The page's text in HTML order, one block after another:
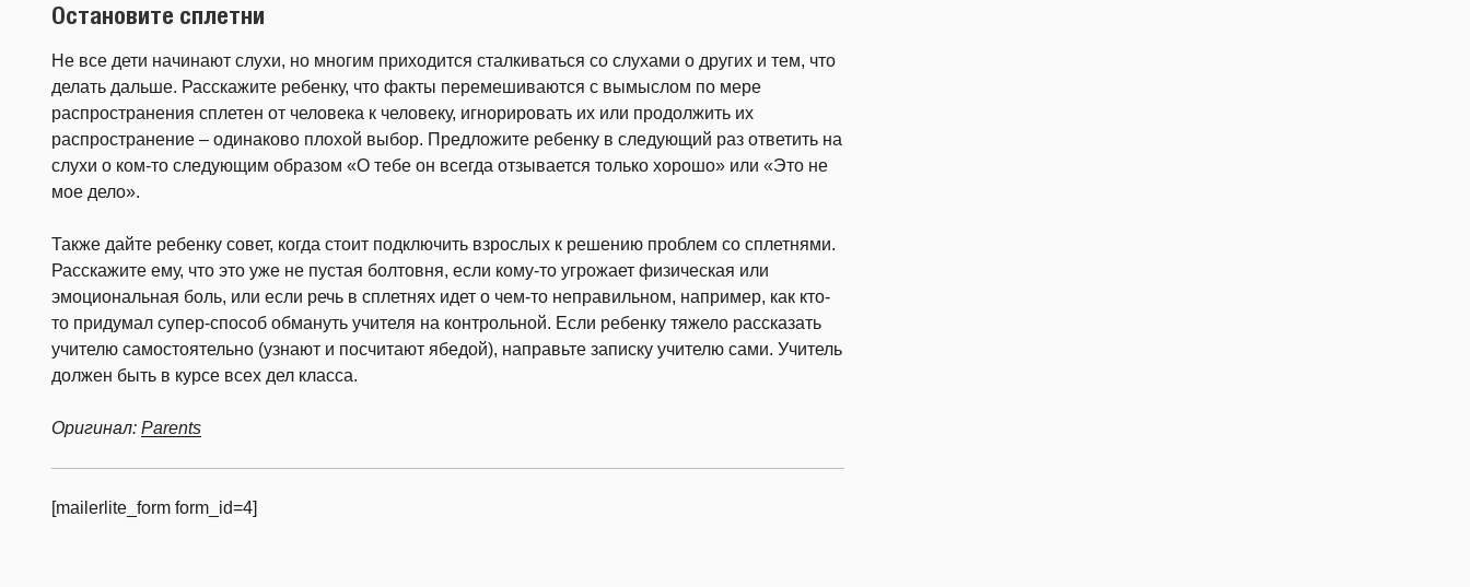
Остановите сплетни
Не все дети начинают слухи, но многим приходится сталкиваться со слухами о других и тем, что
делать дальше. Расскажите ребенку, что факты перемешиваются с вымыслом по мере
распространения сплетен от человека к человеку, игнорировать их или продолжить их
распространение – одинаково плохой выбор. Предложите ребенку в следующий раз ответить на
слухи о ком-то следующим образом «О тебе он всегда отзывается только хорошо» или «Это не
мое дело».
Также дайте ребенку совет, когда стоит подключить взрослых к решению проблем со сплетнями.
Расскажите ему, что это уже не пустая болтовня, если кому-то угрожает физическая или
эмоциональная боль, или если речь в сплетнях идет о чем-то неправильном, например, как кто-
то придумал супер-способ обмануть учителя на контрольной. Если ребенку тяжело рассказать
учителю самостоятельно (узнают и посчитают ябедой), направьте записку учителю сами. Учитель
должен быть в курсе всех дел класса.
Оригинал: Parents
[mailerlite_form form_id=4]